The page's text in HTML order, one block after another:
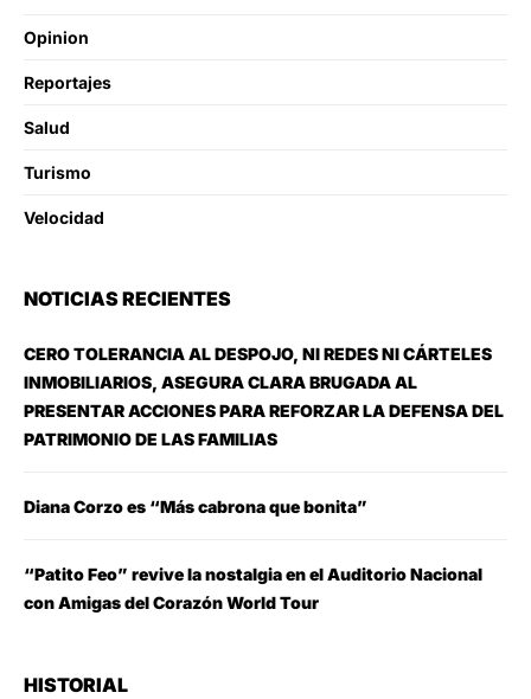
Opinion
Reportajes
Salud
Turismo
Velocidad
NOTICIAS RECIENTES
CERO TOLERANCIA AL DESPOJO, NI REDES NI CÁRTELES
INMOBILIARIOS, ASEGURA CLARA BRUGADA AL
PRESENTAR ACCIONES PARA REFORZAR LA DEFENSA DEL
PATRIMONIO DE LAS FAMILIAS
Diana Corzo es “Más cabrona que bonita”
“Patito Feo” revive la nostalgia en el Auditorio Nacional
con Amigas del Corazón World Tour
HISTORIAL